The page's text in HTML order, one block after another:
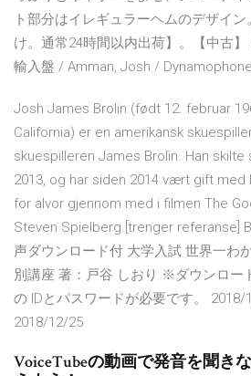
ト部分はイレギュラーヘムのデザイ
け。通常24時間以内出荷】。【中古
輸入盤 / Amman, Josh / Dynamophone
Josh James Brolin (født 12. februar
California) er en amerikansk
skuespilleren James Brolin. Han skilte
2013, og har siden 2014 vært gift med
for alvor gjennom med i filmen The
Steven Spielberg.[trenger referanse]
声ダウンロード付 大学入試 世界一わ
別講座 著：戸谷 しおり ※ダウンロー
の IDとパスワードが必要です。
2018/12/25
VoiceTubeの動画で発音を聞き